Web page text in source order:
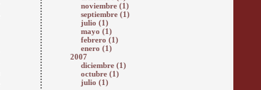
noviembre (1)
septiembre (1)
julio (1)
mayo (1)
febrero (1)
enero (1)
2007
diciembre (1)
octubre (1)
julio (1)